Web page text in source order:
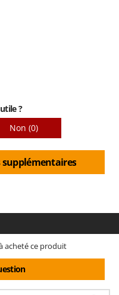
?
Non (0)
supplémentaires
acheté ce produit